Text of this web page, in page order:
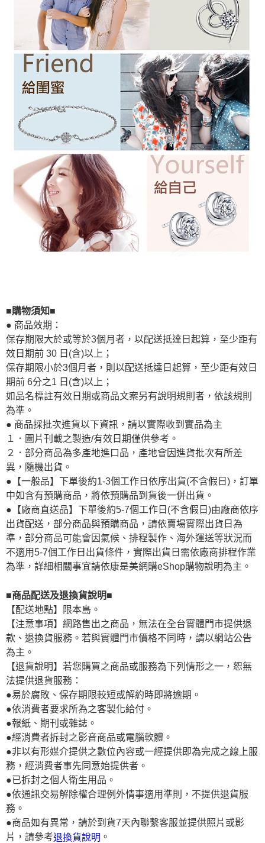
■購物須知■
● 商品效期：
保存期限大於或等於3個月者，以配送抵達日起算，至少距有
效日期前 30 日(含)以上；
保存期限小於3個月者，則以配送抵達日起算，至少距有效日
期前 6分之1 日(含)以上；
如品名標註有效日期或商品文案另有說明規則者，依該規則
為準。
● 商品採批次進貨以下資訊，請以實際收到實品為主
１．圖片刊載之製造/有效日期僅供參考。
２．部分商品為多產地進口品，產地會因進貨批次有所差
異，隨機出貨。
●【一般品】下單後約1-3個工作日依序出貨(不含假日)，訂單
中如含有預購商品，將依預購品到貨後一併出貨。
●【廠商直送品】下單後約5-7個工作日(不含假日)由廠商依序
出貨配送，部分商品與預購商品，請依賣場實際出貨日為
準，部分商品可能會因氣候、排程製作、海外運送等狀況而
不適用5-7個工作日出貨條件，實際出貨日需依廠商排程作業
為準，詳細相關事宜請依康是美網購eShop購物說明為主。
■商品配送及退換貨說明■
【配送地點】限本島。
【注意事項】網路售出之商品，無法在全台實體門市提供退
款、退換貨服務。若與實體門市價格不同時，請以網站公告
為主。
【退貨說明】若您購買之商品或服務為下列情形之一，恕無
法提供退貨服務：
●易於腐敗、保存期限較短或解約時即將逾期。
●依消費者要求所為之客製化給付。
●報紙、期刊或雜誌。
●經消費者拆封之影音商品或電腦軟體。
●非以有形媒介提供之數位內容或一經提供即為完成之線上服
務，經消費者事先同意始提供者。
●已拆封之個人衛生用品。
●依通訊交易解除權合理例外情事適用準則，不提供退貨服
務。
●商品如有異常，請於到貨7天內聯繫客服並提供照片或影
片，請參考退換貨說明 。